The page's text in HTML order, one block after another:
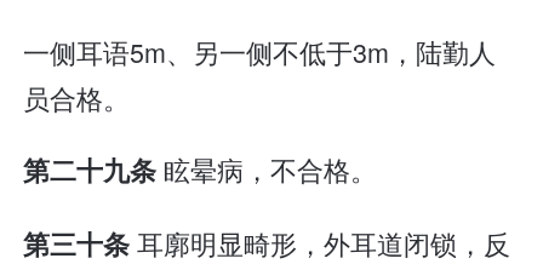
一侧耳语5m、另一侧不低于3m，陆勤人
员合格。
第二十九条 眩晕病，不合格。
第三十条耳廓明显畸形，外耳道闭锁，反